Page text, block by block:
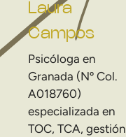
Laura
Campos
Psicóloga en
Granada (Nº Col.
A018760)
especializada en
TOC, TCA, gestión